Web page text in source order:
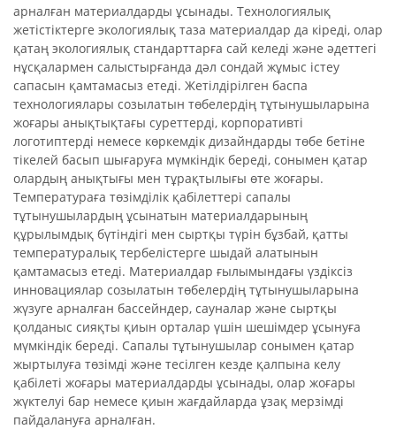
арналған материалдарды ұсынады. Технологиялық
жетістіктерге экологиялық таза материалдар да кіреді, олар
қатаң экологиялық стандарттарға сай келеді және әдеттегі
нұсқалармен салыстырғанда дәл сондай жұмыс істеу
сапасын қамтамасыз етеді. Жетілдірілген баспа
технологиялары созылатын төбелердің тұтынушыларына
жоғары анықтықтағы суреттерді, корпоративті
логотиптерді немесе көркемдік дизайндарды төбе бетіне
тікелей басып шығаруға мүмкіндік береді, сонымен қатар
олардың анықтығы мен тұрақтылығы өте жоғары.
Температураға төзімділік қабілеттері сапалы
тұтынушылардың ұсынатын материалдарының
құрылымдық бүтіндігі мен сыртқы түрін бұзбай, қатты
температуралық тербелістерге шыдай алатынын
қамтамасыз етеді. Материалдар ғылымындағы үздіксіз
инновациялар созылатын төбелердің тұтынушыларына
жүзуге арналған бассейндер, сауналар және сыртқы
қолданыс сияқты қиын орталар үшін шешімдер ұсынуға
мүмкіндік береді. Сапалы тұтынушылар сонымен қатар
жыртылуға төзімді және тесілген кезде қалпына келу
қабілеті жоғары материалдарды ұсынады, олар жоғары
жүктелуі бар немесе қиын жағдайларда ұзақ мерзімді
пайдалануға арналған.